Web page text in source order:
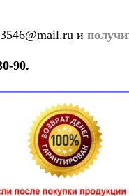
и
90.